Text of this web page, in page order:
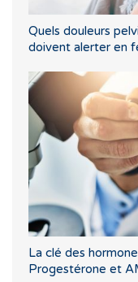
Quels douleurs
doivent alerter en
La clé des
Progestérone et